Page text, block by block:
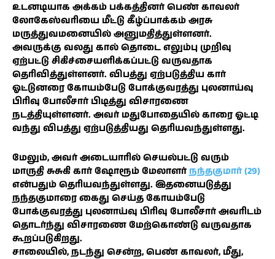
உடனடியாக அக்கம் பக்கத்தினர் பெண் காவலர்
லோகேஸ்வரியை மீட்டு கீழ்ப்பாக்கம் அரசு
மருத்துவமனையில் அனுமதித்துள்ளனர்.
அவருக்கு வலது கால் தொடை எலும்பு முறிவு
ஏற்பட்டு சிகிச்சையளிக்கப்பட்டு வருவதாக
தெரிவித்துள்ளனர். விபத்து ஏற்படுத்திய கார்
ஓட்டுனரை கோயம்பேடு போக்குவரத்து புலனாய்வு
பிரிவு போலீசார் பிடித்து விசாரணை
நடத்தியுள்ளனர். அவர் மதுபோதையில் காரை ஓட்டி
வந்து விபத்து ஏற்படுத்தியது தெரியவந்துள்ளது.
மேலும், அவர் அடையாரில் செயல்பட்டு வரும்
மாருதி சுசுகி கார் ஷோரூம் மேலாளர்நந்தகுமார் (29)
என்பதும் தெரியவந்துள்ளது. இதனையடுத்து
நந்தகுமாரை கைது செய்த கோயம்பேடு
போக்குவரத்து புலனாய்வு பிரிவு போலீசார் அவரிடம்
தொடர்ந்து விசாரணை மேற்கொண்டு வருவதாக
கூறப்படுகிறது.
சாலையில், நடந்து சென்ற, பெண் காவலர், மீது,